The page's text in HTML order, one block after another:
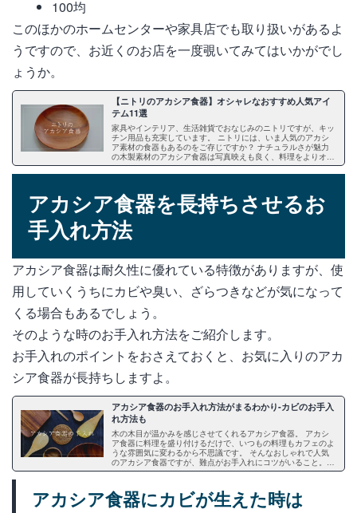
100均
このほかのホームセンターや家具店でも取り扱いがあるよ
うですので、お近くのお店を一度覗いてみてはいかがでし
ょうか。
【ニトリのアカシア食器】オシャレなおすすめ人気アイ
テム11選
家具やインテリア、生活雑貨でおなじみのニトリですが、キッ
チン用品も充実しています。 ニトリには、いま人気のアカシ
ア素材の食器もあるのをご存じですか？ ナチュラルさが魅力
の木製素材のアカシア食器は写真映えも良く、料理をよりオシ
ャレに演出してくれます。 この記事は、リーズナブルで使い
やすいニトリのおすすめのアカシア食器についてまとめまし
アカシア食器を長持ちさせるお
手入れ方法
アカシア食器は耐久性に優れている特徴がありますが、使
用していくうちにカビや臭い、ざらつきなどが気になって
くる場合もあるでしょう。
そのような時のお手入れ方法をご紹介します。
お手入れのポイントをおさえておくと、お気に入りのアカ
シア食器が長持ちしますよ。
アカシア食器のお手入れ方法がまるわかり-カビのお手入
れ方法も
木の木目が温かみを感じさせてくれるアカシア食器。 アカシ
ア食器に料理を盛り付けるだけで、いつもの料理もカフェのよ
うな雰囲気に変わるから不思議です。 そんなおしゃれで人気
のアカシア食器ですが、難点がお手入れにコツがいること。
そこで今回は、アカシア食器のお手入れについて、毎日のお手
時のお手入れ方法など、トラブルに応じたお手入れ方法につい
てもご紹介します。
アカシア食器にカビが生えた時は